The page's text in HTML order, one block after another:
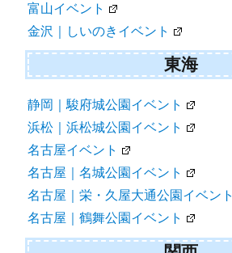
富山イベント
金沢｜しいのきイベント
東海
静岡｜駿府城公園イベント
浜松｜浜松城公園イベント
名古屋イベント
名古屋｜名城公園イベント
名古屋｜栄・久屋大通公園イベント
名古屋｜鶴舞公園イベント